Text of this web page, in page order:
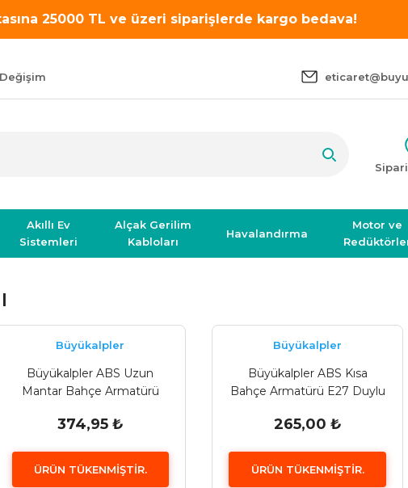
25000 TL ve üzeri siparişlerde kargo bedava!
Akıllı Ev
Sistemleri
Alçak Gerilim
Kabloları
Havalandırma
Motor ve
Büyükalpler
Büyükalpler ABS Uzun
Mantar Bahçe Armatürü
374,95 ₺
ÜRÜN TÜKENMİŞTİR.
Büyükalpler
Büyükalpler ABS Kısa
Bahçe Armatürü E27 Duylu
265,00 ₺
ÜRÜN TÜKENMİŞTİR.